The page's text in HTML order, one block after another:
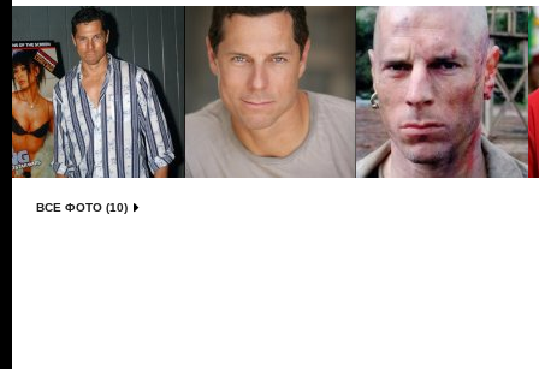
ВСЕ ФОТО (10)